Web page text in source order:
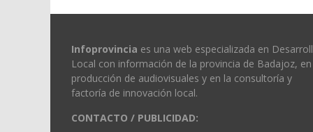
Infoprovincia es una web especializada en
Local con información de la provincia de Badajoz, en
producción de audiovisuales y en la consultoría y
factoría de innovación local.
CONTACTO / PUBLICIDAD: